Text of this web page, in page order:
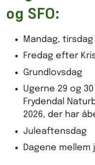
og SFO:
Mandag,
Fredag efter
Grundlovsdag
Ugerne 29 og
Frydendal
2026, der har
Juleaftensdag
Dagene mellem